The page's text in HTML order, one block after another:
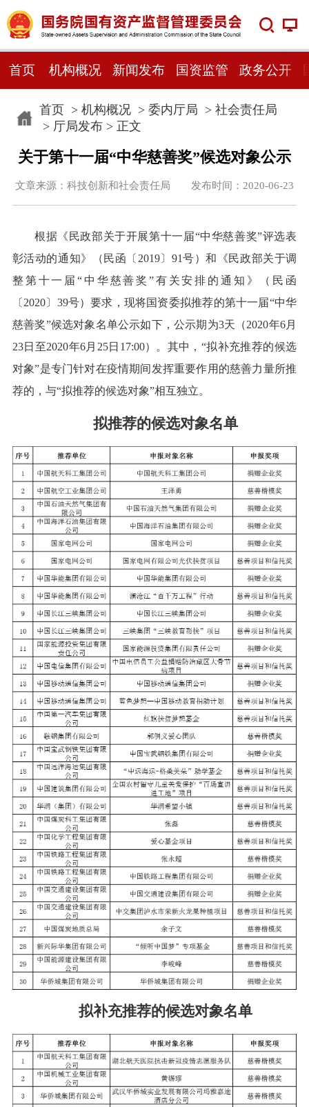
首页 机构概况 新闻发布 国资监管 政务公开
首页> 机构概况> 委内厅局 > 社会责任局
> 厅局发布> 正文
关于第十一届“中华慈善奖”候选对象公示
文章来源：科技创新和社会责任局 发布时间：2020-06-23
根据《民政部关于开展第十一届“中华慈善奖”评选表
彰活动的通知》（民函〔2019〕91号）和《民政部关于调
整第十一届“中华慈善奖”有关安排的通知》（民函
〔2020〕39号）要求，现将国资委拟推荐的第十一届“中华
慈善奖”候选对象名单公示如下，公示期为3天（2020年6月
23日至2020年6月25日17:00）。其中，“拟补充推荐的候选
对象”是专门针对在疫情期间发挥重要作用的慈善力量所推
荐的，与“拟推荐的候选对象”相互独立。
拟推荐的候选对象名单
拟补充推荐的候选对象名单